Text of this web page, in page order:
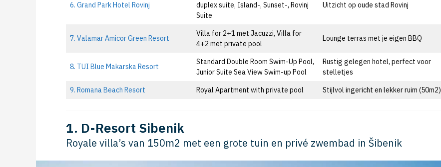
6. Grand Park Hotel Rovinj
duplex suite, Island-, Sunset-, Rovinj
Suite
Uitzicht op oude stad Rovinj
7. Valamar Amicor Green Resort
Villa for 2+1 met Jacuzzi, Villa for
4+2 met private pool
Lounge terras met je eigen BBQ
8. TUI Blue Makarska Resort
Standard Double Room Swim-Up Pool,
Junior Suite Sea View Swim-up Pool
Rustig gelegen hotel, perfect voor
stelletjes
9. Romana Beach Resort
Royal Apartment with private pool Stijlvol ingericht en lekker ruim (50m2)
1. D-Resort Sibenik
Royale villa’s van 150m2 met een grote tuin en privé zwembad in Šibenik